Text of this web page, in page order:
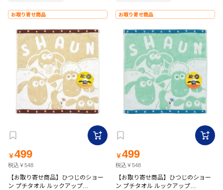
お取り寄せ商品
￥499
税込￥548
【お取り寄せ商品】ひつじのショー
ン プチタオル ルックアップ
お取り寄せ商品
￥499
税込￥548
【お取り寄せ商品】ひつじのショー
ン プチタオル ルックアップ